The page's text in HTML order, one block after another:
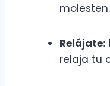
molesten.
Relájate:
relaja tu